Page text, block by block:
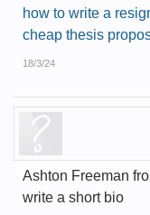
how to write a
cheap thesis
18/3/24
Ashton Freeman
write a short bio